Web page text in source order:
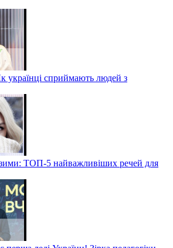
українці сприймають людей з
зими: ТОП-5 найважливіших речей для